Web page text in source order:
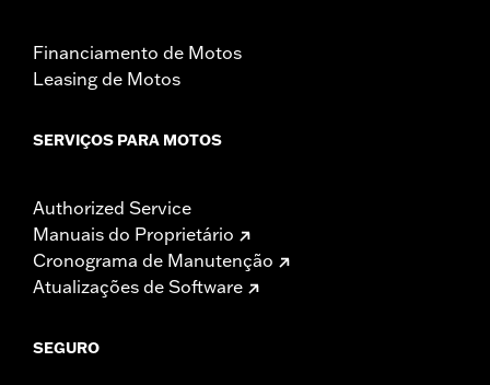
Financiamento de Motos
Leasing de Motos
SERVIÇOS PARA MOTOS
Authorized Service
Manuais do Proprietário
Cronograma de Manutenção
Atualizações de Software
SEGURO